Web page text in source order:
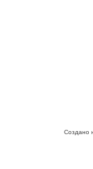
Создано